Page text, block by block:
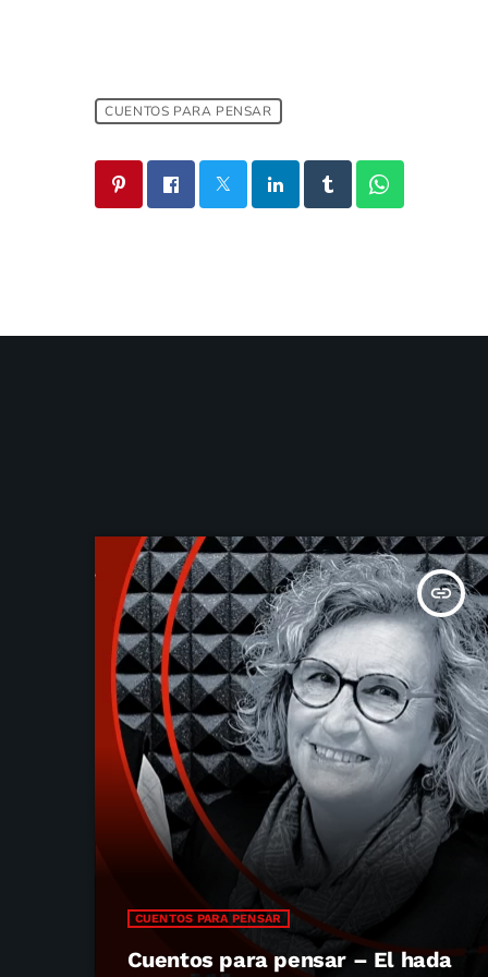
CUENTOS PARA PENSAR
insert_link
CUENTOS PARA PENSAR
Cuentos para pensar – El hada